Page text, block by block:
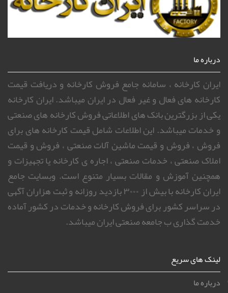
درباره ما
ایران کارخانه ، سامانه جامع فروش کارخانه و دریافت قیمت
کارخانه های فعال و غیر فعال در ایران میباشد. ایران کارخانه
یکی از بزرگترین بانک های اطلاعاتی فروش کارخانه های صنعتی
و خدمات میباشد. این اطلاعات شامل قیمت کارخانه های برای
فروش ، فروش و قیمت ماشین آلات صنعتی ، فروش و قیمت
املاک صنعتی ، خدمات صنعتی ، اجاره ی کارخانه یا تجهیزات و
همچنین آموزش و مقالات بسیار متنوع است. وبسایت جامع
ایران کارخانه با بیش از ۳۰۰۰ بازدید روزانه و ثبت هزاران آگهی
در سراسر کشور برای فروش کارخانه و خدمات در کشور آماده
خدمت گذاری ب جامعه صنعتی ایران میباشد.
لینک های سریع
درباره ما